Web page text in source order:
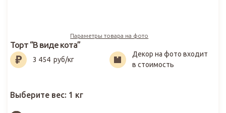
Параметры товара на фото
3 454₽
Торт “В виде кота”
3 454 руб/кг
Декор на фото входит
в стоимость
Выберите вес: 1 кг